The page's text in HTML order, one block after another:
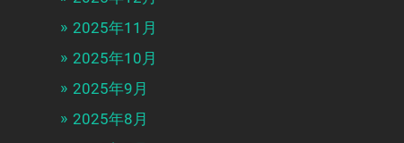
2025年11月
2025年10月
2025年9月
2025年8月